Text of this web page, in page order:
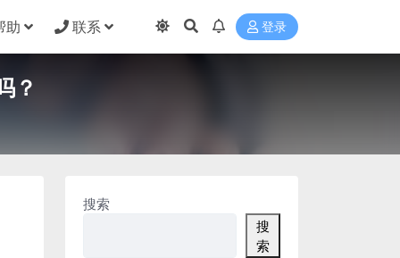
助 联系 登录
？
搜索
搜
索